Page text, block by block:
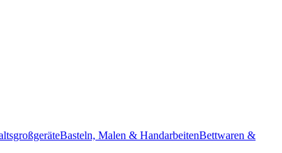
Basteln, Malen & HandarbeitenBettwaren &